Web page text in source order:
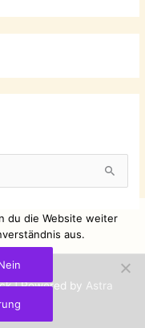
| Powered by Astra
du die Website weiter
aus.